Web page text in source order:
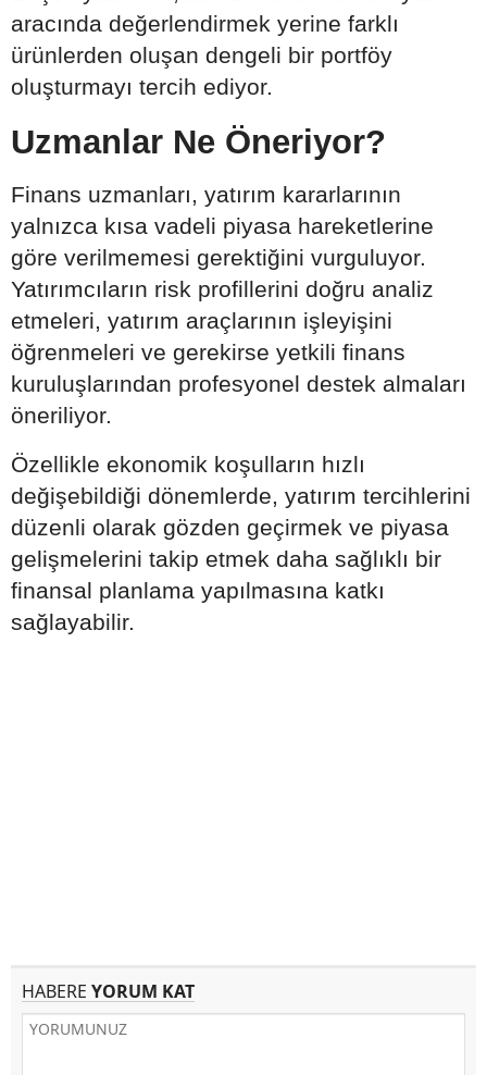
aracında değerlendirmek yerine farklı
ürünlerden oluşan dengeli bir portföy
oluşturmayı tercih ediyor.
Uzmanlar Ne Öneriyor?
Finans uzmanları, yatırım kararlarının
yalnızca kısa vadeli piyasa hareketlerine
göre verilmemesi gerektiğini vurguluyor.
Yatırımcıların risk profillerini doğru analiz
etmeleri, yatırım araçlarının işleyişini
öğrenmeleri ve gerekirse yetkili finans
kuruluşlarından profesyonel destek almaları
öneriliyor.
Özellikle ekonomik koşulların hızlı
değişebildiği dönemlerde, yatırım tercihlerini
düzenli olarak gözden geçirmek ve piyasa
gelişmelerini takip etmek daha sağlıklı bir
finansal planlama yapılmasına katkı
sağlayabilir.
HABERE YORUM KAT